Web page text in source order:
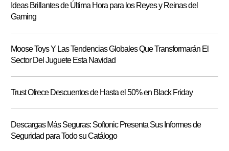
Ideas Brillantes de Última Hora para los Reyes y Reinas del
Gaming
Moose Toys Y Las Tendencias Globales Que Transformarán El
Sector Del Juguete Esta Navidad
Trust Ofrece Descuentos de Hasta el 50% en Black Friday
Descargas Más Seguras: Softonic Presenta Sus Informes de
Seguridad para Todo su Catálogo